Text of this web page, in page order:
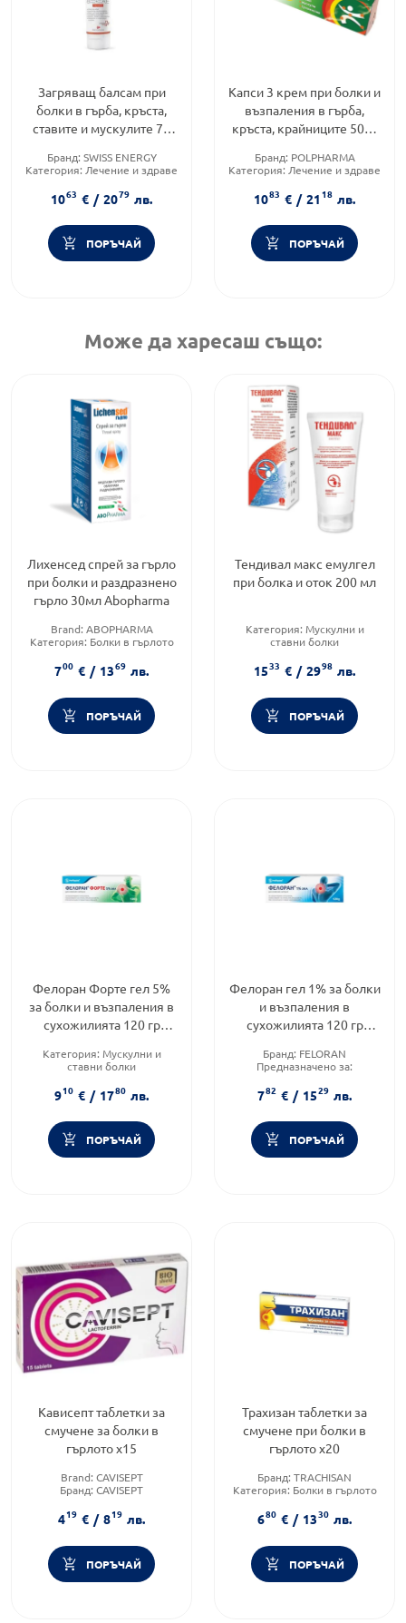
Загряващ балсам при
болки в гърба, кръста,
ставите и мускулите 75
Бранд: SWISS ENERGY
Категория: Лечение и здраве
1063 € / 2079 лв.
ПОРЪЧАЙ
Капси 3 крем при болки и
възпаления в гърба,
кръста, крайниците 50гр
Бранд: POLPHARMA
Категория: Лечение и здраве
1083 € / 2118 лв.
ПОРЪЧАЙ
Може да харесаш също:
Лихенсед спрей за гърло
при болки и раздразнено
гърло 30мл Abopharma
Brand: ABOPHARMA
Категория: Болки в гърлото
700 € / 1369 лв.
ПОРЪЧАЙ
Тендивал макс емулгел
при болка и оток 200 мл
Категория: Мускулни и
ставни болки
Приложение:дермално
1533 € / 2998 лв.
ПОРЪЧАЙ
Фелоран Форте гел 5%
за болки и възпаления в
сухожилията 120 гр
Категория: Мускулни и
ставни болки
възрастни/деца
Приложение: дермално
910 € / 1780 лв.
ПОРЪЧАЙ
Фелоран гел 1% за болки
и възпаления в
сухожилията 120 гр
Бранд: FELORAN
Предназначено за:
Приложение:дермално
782 € / 1529 лв.
ПОРЪЧАЙ
Кависепт таблетки за
смучене за болки в
гърлото х15
Brand: CAVISEPT
Бранд: CAVISEPT
419 € / 819 лв.
ПОРЪЧАЙ
Трахизан таблетки за
смучене при болки в
гърлото х20
Бранд: TRACHISAN
Категория: Болки в гърлото
680 € / 1330 лв.
ПОРЪЧАЙ